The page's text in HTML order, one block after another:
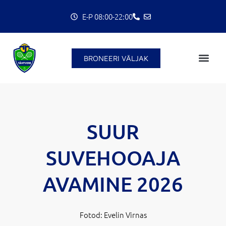
content
E-P 08:00-22:00
BRONEERI VÄLJAK
SUUR
SUVEHOOAJA
AVAMINE 2026
Fotod: Evelin Virnas